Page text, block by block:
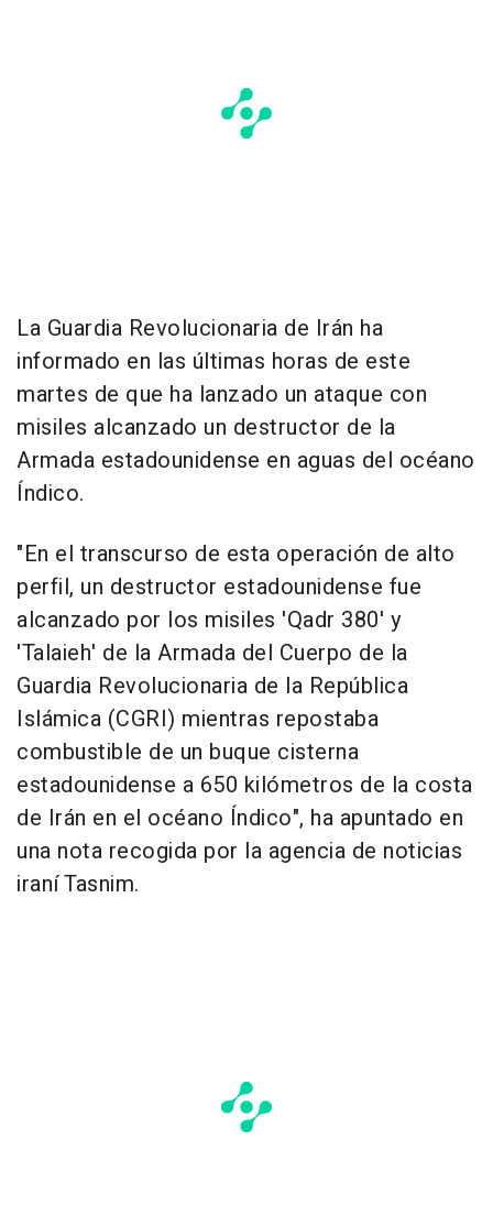
La Guardia Revolucionaria de Irán ha
informado en las últimas horas de este
martes de que ha lanzado un ataque con
misiles alcanzado un destructor de la
Armada estadounidense en aguas del océano
Índico.
"En el transcurso de esta operación de alto
perfil, un destructor estadounidense fue
alcanzado por los misiles 'Qadr 380' y
'Talaieh' de la Armada del Cuerpo de la
Guardia Revolucionaria de la República
Islámica (CGRI) mientras repostaba
combustible de un buque cisterna
estadounidense a 650 kilómetros de la costa
de Irán en el océano Índico", ha apuntado en
una nota recogida por la agencia de noticias
iraní Tasnim.